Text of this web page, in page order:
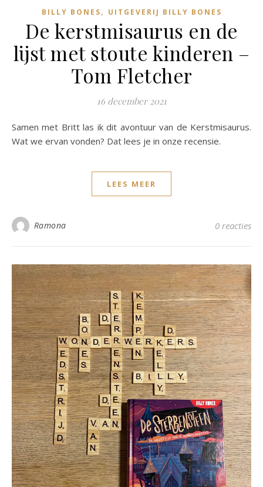
BILLY BONES, UITGEVERIJ BILLY BONES
De kerstmisaurus en de
lijst met stoute kinderen –
Tom Fletcher
16 december 2021
Samen met Britt las ik dit avontuur van de Kerstmisaurus.
Wat we ervan vonden? Dat lees je in onze recensie.
LEES MEER
Ramona 0 reacties